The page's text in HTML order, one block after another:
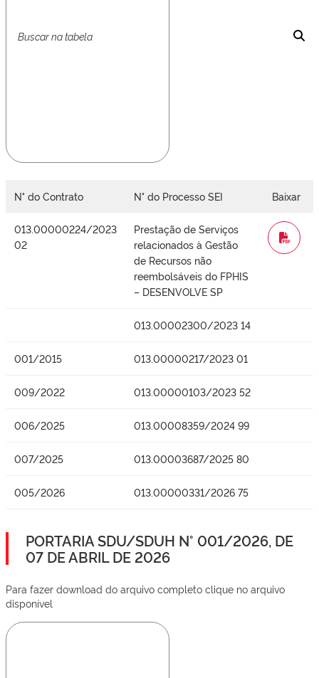
N° do Contrato N° do Processo SEI Baixar
013.00000224/2023
02
Prestação de Serviços
relacionados à Gestão
de Recursos não
reembolsáveis do FPHIS
– DESENVOLVE SP
WORD
013.00002300/2023 14
001/2015 013.00000217/2023 01
009/2022 013.00000103/2023 52
006/2025 013.00008359/2024 99
007/2025 013.00003687/2025 80
005/2026 013.00000331/2026 75
PORTARIA SDU/SDUH N° 001/2026, DE
07 DE ABRIL DE 2026
Para fazer download do arquivo completo clique no arquivo
disponível